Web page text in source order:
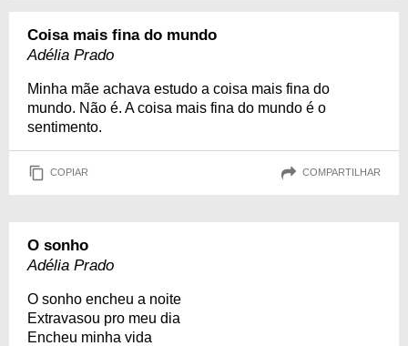
Coisa mais fina do mundo
Adélia Prado
Minha mãe achava estudo a coisa mais fina do
mundo. Não é. A coisa mais fina do mundo é o
sentimento.
COPIAR COMPARTILHAR
O sonho
Adélia Prado
O sonho encheu a noite
Extravasou pro meu dia
Encheu minha vida